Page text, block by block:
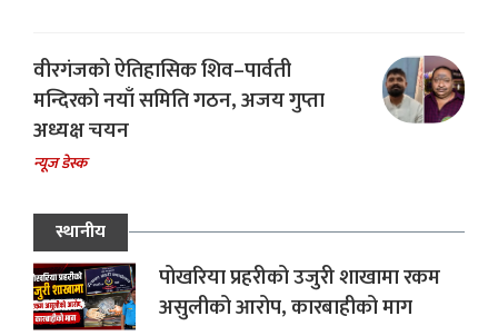
वीरगंजको ऐतिहासिक शिव–पार्वती
मन्दिरको नयाँ समिति गठन, अजय गुप्ता
अध्यक्ष चयन
न्यूज डेस्क
स्थानीय
पोखरिया प्रहरीको उजुरी शाखामा रकम
असुलीको आरोप, कारबाहीको माग